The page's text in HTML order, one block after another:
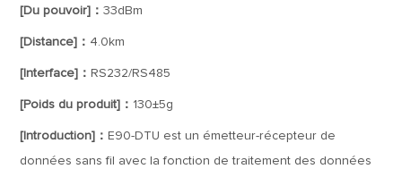
[Du pouvoir]：33dBm
[Distance]： 4.0km
[Interface]： RS232/RS485
[Poids du produit]： 130±5g
[Introduction]： E90-DTU est un émetteur-récepteur de
données sans fil avec la fonction de traitement des données